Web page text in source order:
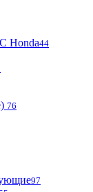
Honda44
76
97